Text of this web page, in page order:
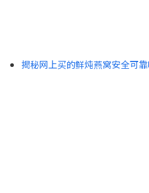
揭秘网上买的鲜炖燕窝安全可